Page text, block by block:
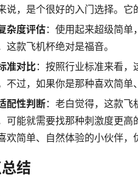
说，是个很好的入门选择。它
杂度评估：使用起来超级简
这款飞机杯绝对是福音。
准对比：按照行业标准来看
不过，如果你是那种喜欢简单
配性判断：老白觉得，这款
可能就需要找那种刺激度更
欢简单、自然体验的小伙伴，
结